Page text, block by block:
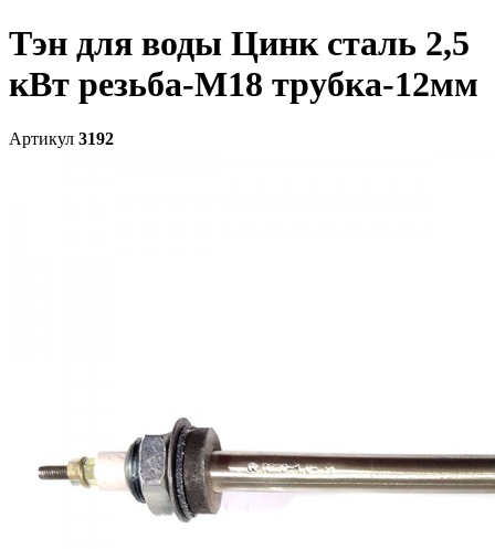
Тэн для воды Цинк сталь 2,5
кВт резьба-М18 трубка-12мм
Артикул 3192